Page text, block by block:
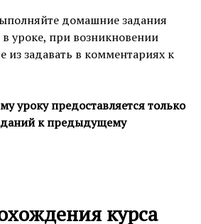
домашние задания
уроке, при возникновении
из задавать в комментариях к
уроку предоставляется только
к предыдущему
курса